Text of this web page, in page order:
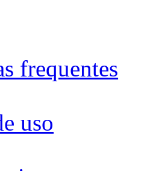
frequentes
uso